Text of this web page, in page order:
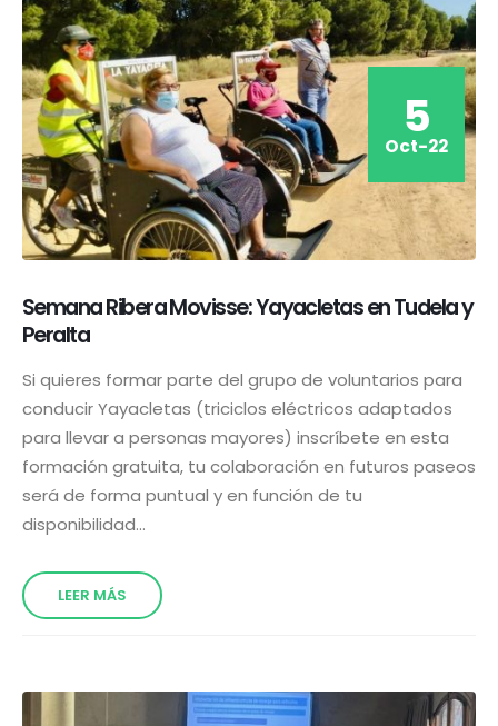
5
Oct-22
Semana Ribera Movisse: Yayacletas en Tudela y
Peralta
Si quieres formar parte del grupo de voluntarios para
conducir Yayacletas (triciclos eléctricos adaptados
para llevar a personas mayores) inscríbete en esta
formación gratuita, tu colaboración en futuros paseos
será de forma puntual y en función de tu
disponibilidad...
LEER MÁS